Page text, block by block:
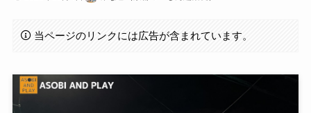
当ページのリンクには広告が含まれています。